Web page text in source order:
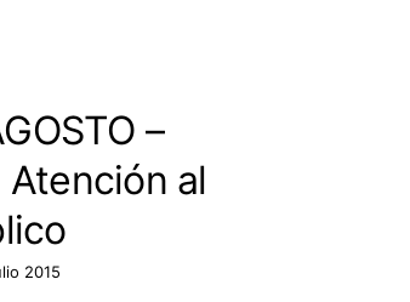
–
al
2015